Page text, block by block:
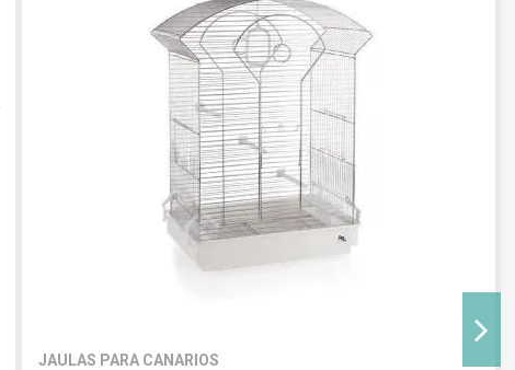
JAULAS PARA CANARIOS